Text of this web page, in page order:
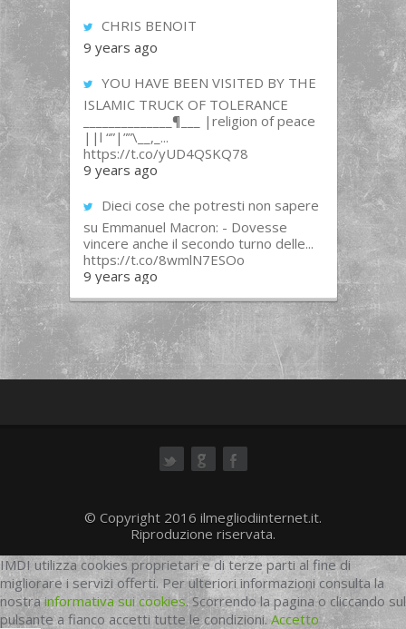
CHRIS BENOIT
9 years ago
YOU HAVE BEEN VISITED BY THE
ISLAMIC TRUCK OF TOLERANCE
______________¶___ |religion of peace
||l “”|””\__,_...
https://t.co/yUD4QSKQ78
9 years ago
Dieci cose che potresti non sapere
su Emmanuel Macron: - Dovesse
vincere anche il secondo turno delle...
https://t.co/8wmlN7ESOo
9 years ago
© Copyright 2016 ilmegliodiinternet.it.
Riproduzione riservata.
IMDI utilizza cookies proprietari e di terze parti al fine di
migliorare i servizi offerti. Per ulteriori informazioni consulta la
nostrainformativa sui cookies. Scorrendo la pagina o cliccando sul
pulsante a fianco accetti tutte le condizioni.Accetto